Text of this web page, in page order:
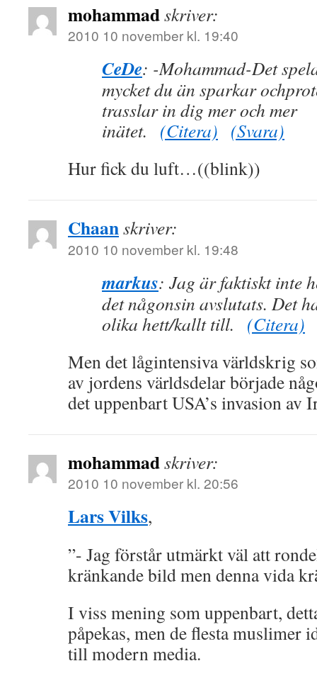
mohammadskriver:
2010 10 november kl. 19:40
CeDe: -Mohammad-Det
mycket du än sparkar
trasslar in dig mer och mer
inätet. (Citera) (Svara)
Hur fick du luft…((blink))
Chaanskriver:
2010 10 november kl. 19:48
markus: Jag är faktiskt inte
det någonsin avslutats. Det
olika hett/kallt till. (Citera)
Men det lågintensiva världskrig
av jordens världsdelar började
det uppenbart USA’s invasion av
mohammadskriver:
2010 10 november kl. 20:56
Lars Vilks,
”- Jag förstår utmärkt väl att
kränkande bild men denna vida
I viss mening som uppenbart,
påpekas, men de flesta muslimer
till modern media.